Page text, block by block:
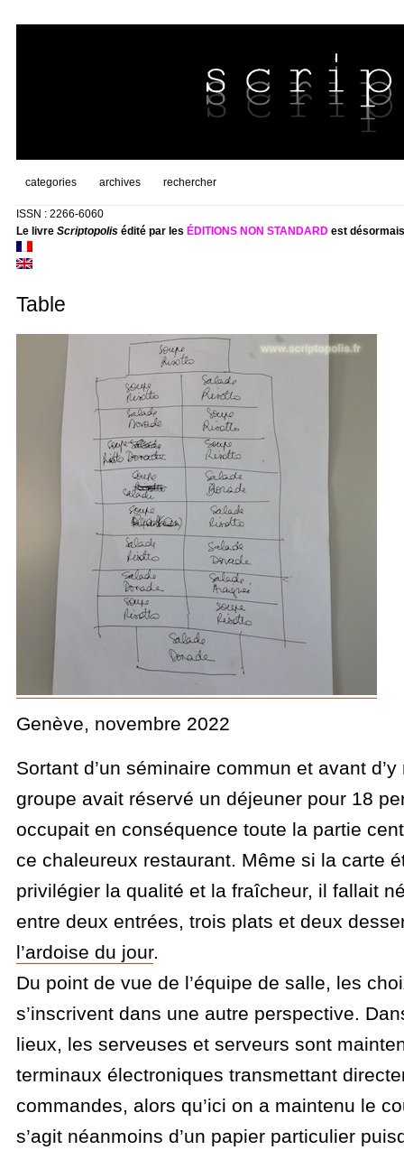
categories archives rechercher
ISSN : 2266-6060
Le livre Scriptopolisédité par les ÉDITIONS NON STANDARDest
Table
Genève, novembre 2022
Sortant d’un séminaire commun et avant
groupe avait réservé un déjeuner pour 18
occupait en conséquence toute la partie
ce chaleureux restaurant. Même si la carte
privilégier la qualité et la fraîcheur, il fallait
entre deux entrées, trois plats et deux
l’ardoise du jour.
Du point de vue de l’équipe de salle, les
s’inscrivent dans une autre perspective.
lieux, les serveuses et serveurs sont
terminaux électroniques transmettant
commandes, alors qu’ici on a maintenu le
s’agit néanmoins d’un papier particulier